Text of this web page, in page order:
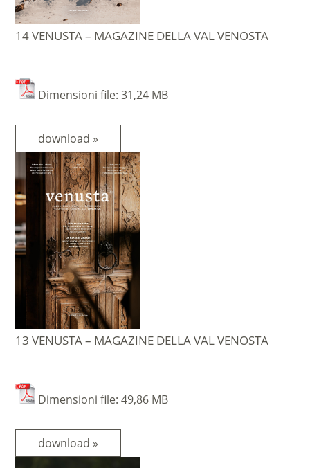
14 VENUSTA – MAGAZINE DELLA VAL VENOSTA
Dimensioni file: 31,24 MB
download »
13 VENUSTA – MAGAZINE DELLA VAL VENOSTA
Dimensioni file: 49,86 MB
download »